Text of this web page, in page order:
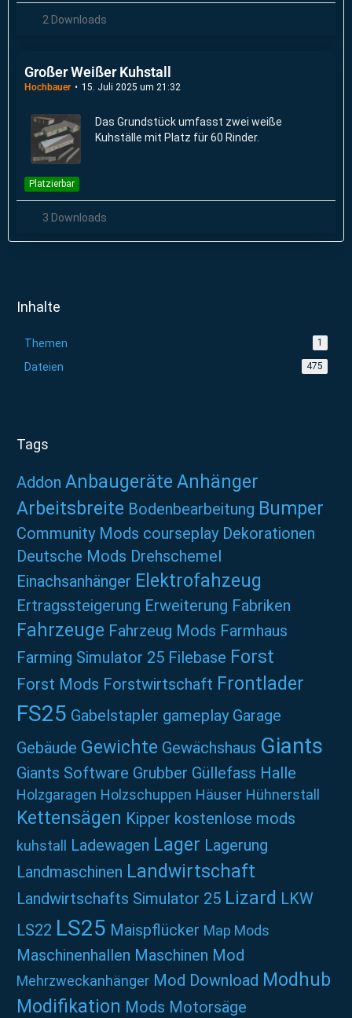
2 Downloads
Großer Weißer Kuhstall
Hochbauer 15. Juli 2025 um 21:32
Das Grundstück umfasst zwei weiße
Kuhställe mit Platz für 60 Rinder.
Platzierbar
3 Downloads
Inhalte
Themen 1
Dateien 475
Tags
Addon Anbaugeräte Anhänger
Arbeitsbreite Bodenbearbeitung Bumper
Community Mods courseplay Dekorationen
Deutsche Mods Drehschemel
Einachsanhänger Elektrofahzeug
Ertragssteigerung Erweiterung Fabriken
Fahrzeuge Fahrzeug Mods Farmhaus
Farming Simulator 25 Filebase Forst
Forst Mods Forstwirtschaft Frontlader
FS25 Gabelstapler gameplay Garage
Gebäude Gewichte Gewächshaus Giants
Giants Software Grubber Güllefass Halle
Holzgaragen Holzschuppen Häuser Hühnerstall
Kettensägen Kipper kostenlose mods
kuhstall Ladewagen Lager Lagerung
Landmaschinen Landwirtschaft
Landwirtschafts Simulator 25 Lizard LKW
LS22 LS25 Maispflücker Map Mods
Maschinenhallen Maschinen Mod
Mehrzweckanhänger Mod Download Modhub
Modifikation Mods Motorsäge